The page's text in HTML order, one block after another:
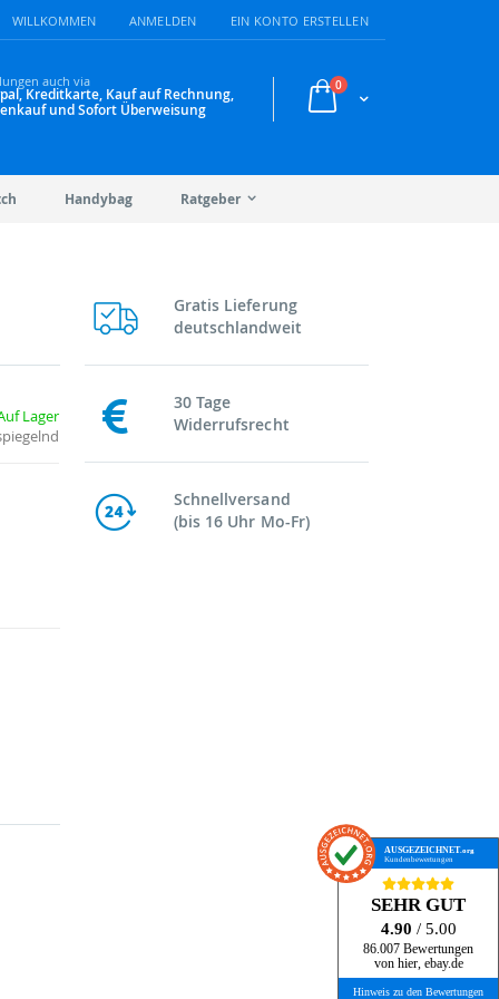
WILLKOMMEN ANMELDEN EIN KONTO ERSTELLEN
Warenkorb
0Artikel
auch via
Kreditkarte, Kauf auf Rechnung,
und Sofort Überweisung
Handybag Ratgeber
Lager
Gratis Lieferung
deutschlandweit
30 Tage
Widerrufsrecht
Schnellversand
(bis 16 Uhr Mo-Fr)
AUSGEZEICHNET.org
Kundenbewertungen
SEHR GUT
4.90 / 5.00
86.007 Bewertungen
von hier, ebay.de
Hinweis zu den Bewertungen